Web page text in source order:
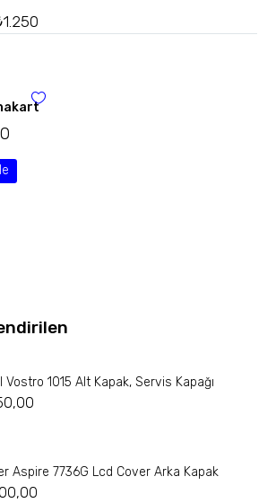
Vostro 1015 Alt Kapak, Servis Kapağı
Aspire 7736G Lcd Cover Arka Kapak